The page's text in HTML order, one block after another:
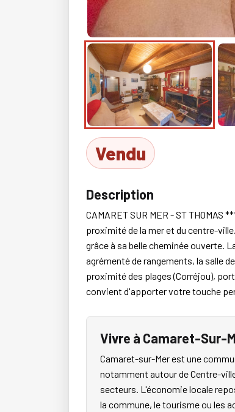
Vendu
Description
CAMARET SUR MER - ST
proximité de la mer et du centre-
grâce à sa belle cheminée ouverte.
agrémenté de rangements, la salle
proximité des plages (Corréjou),
convient d'apporter votre touche
Vivre à Camaret-Sur-
Camaret-sur-Mer est une
notamment autour de Centre-
secteurs. L'économie locale
la commune, le tourisme ou les